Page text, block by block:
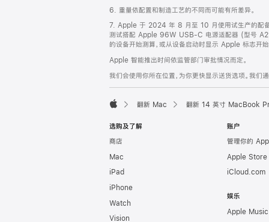
6. 重量依配置和制造工艺的不同而可能有所差异。
7. Apple 于 2024 年 8 月至 10 月使用试生产的配
测试搭配 Apple 96W USB-C 电源适配器 (型号
的设备开始测算，或从设备启动时显示 Apple 标志开
Apple 智能推出时间依监管部门审批情况而定。
我们会使用你所在位置，为你更快显示送货选项。我
翻新 Mac 翻新 14 英寸 MacBook
选购及了解
商店
Mac
iPad
iPhone
Watch
Vision
账户
管理你的
Apple Store
iCloud.com
娱乐
Apple Music